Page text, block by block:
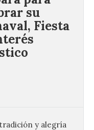
su
Fiesta
y alegría